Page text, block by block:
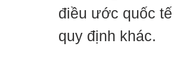
điều ước quốc tế
quy định khác.